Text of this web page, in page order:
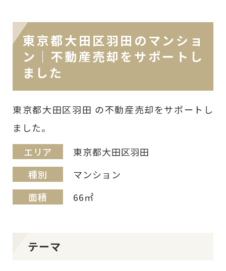
東京都大田区羽田のマンショ
ン｜不動産売却をサポートし
ました
東京都大田区羽田 の不動産売却をサポートし
ました。
エリア
東京都大田区羽田
種別
マンション
面積
66㎡
テーマ